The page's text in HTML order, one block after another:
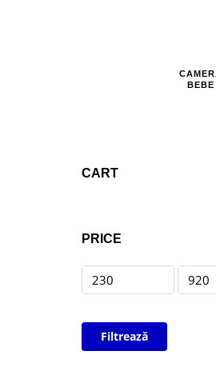
BEBE
CART
PRICE
Filtrează